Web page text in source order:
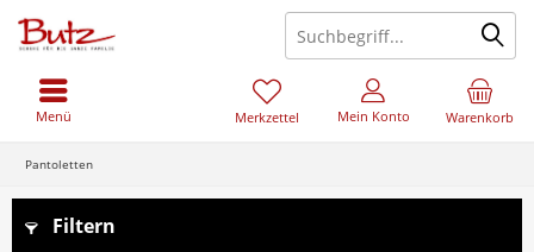
Warenkorb
Merkzettel Mein Konto
Menü
Pantoletten
Filtern